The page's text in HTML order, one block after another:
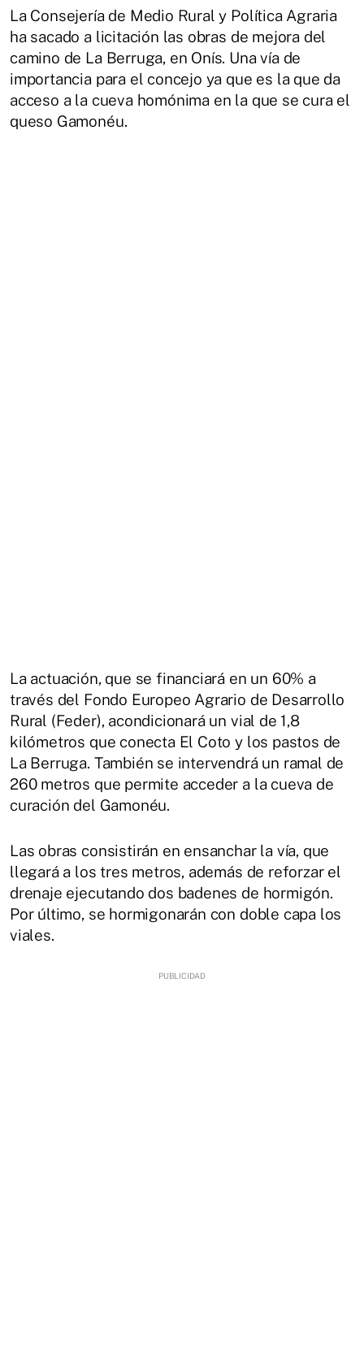
La Consejería de Medio Rural y Política Agraria
ha sacado a licitación las obras de mejora del
camino de La Berruga, en Onís. Una vía de
importancia para el concejo ya que es la que da
acceso a la cueva homónima en la que se cura el
queso Gamonéu.
La actuación, que se financiará en un 60% a
través del Fondo Europeo Agrario de Desarrollo
Rural (Feder), acondicionará un vial de 1,8
kilómetros que conecta El Coto y los pastos de
La Berruga. También se intervendrá un ramal de
260 metros que permite acceder a la cueva de
curación del Gamonéu.
Las obras consistirán en ensanchar la vía, que
llegará a los tres metros, además de reforzar el
drenaje ejecutando dos badenes de hormigón.
Por último, se hormigonarán con doble capa los
viales.